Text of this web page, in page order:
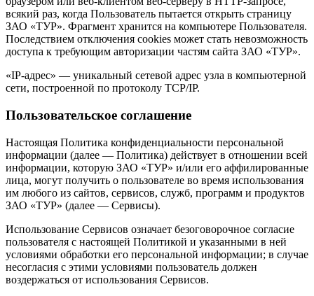
всякий раз, когда Пользователь пытается открыть страницу
ЗАО «ТУР». Фрагмент хранится на компьютере Пользователя.
Последствием отключения cookies может стать невозможность
доступа к требующим авторизации частям сайта ЗАО «ТУР».
«IP-адрес» — уникальный сетевой адрес узла в компьютерной
сети, построенной по протоколу TCP/IP.
Пользовательское соглашение
Настоящая Политика конфиденциальности персональной
информации (далее — Политика) действует в отношении всей
информации, которую ЗАО «ТУР» и/или его аффилированные
лица, могут получить о пользователе во время использования
им любого из сайтов, сервисов, служб, программ и продуктов
ЗАО «ТУР» (далее — Сервисы).
Использование Сервисов означает безоговорочное согласие
пользователя с настоящей Политикой и указанными в ней
условиями обработки его персональной информации; в случае
несогласия с этими условиями пользователь должен
воздержаться от использования Сервисов.